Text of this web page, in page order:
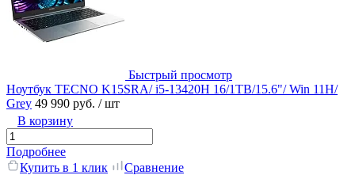
Быстрый просмотр
Ноутбук TECNO K15SRA/ i5-13420H 16/1TB/15.6"/ Win 11H/
Grey 49 990 руб. / шт
В корзину
Подробнее
Купить в 1 клик
Сравнение